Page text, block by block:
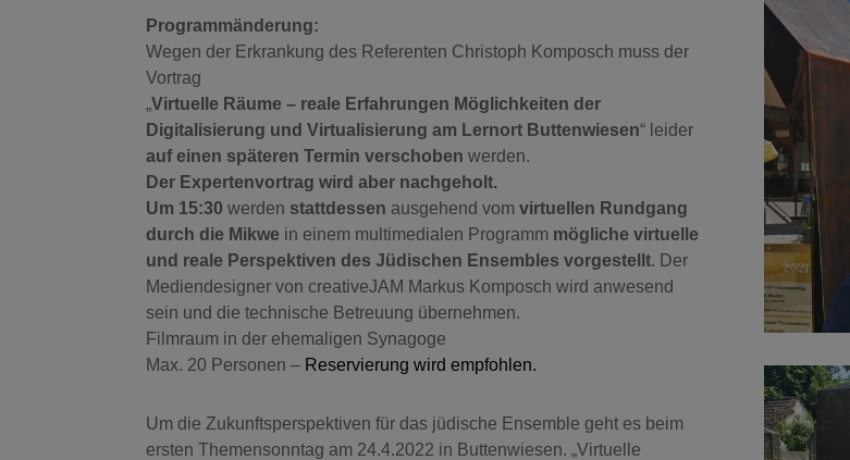
Programmänderung:
Wegen der Erkrankung des Referenten Christoph Komposch muss der
Vortrag
„Virtuelle Räume – reale Erfahrungen Möglichkeiten der
Digitalisierung und Virtualisierung am Lernort Buttenwiesen“ leider
auf einen späteren Termin verschoben werden.
Der Expertenvortrag wird aber nachgeholt.
Um 15:30 werden stattdessen ausgehend vomvirtuellen Rundgang
durch die Mikwe in einem multimedialen Programm mögliche virtuelle
und reale Perspektiven des Jüdischen Ensembles vorgestellt. Der
Mediendesigner von creativeJAM Markus Komposch wird anwesend
sein und die technische Betreuung übernehmen.
Filmraum in der ehemaligen Synagoge
Max. 20 Personen – Reservierung wird empfohlen.
Um die Zukunftsperspektiven für das jüdische Ensemble geht es beim
ersten Themensonntag am 24.4.2022 in Buttenwiesen. „Virtuelle